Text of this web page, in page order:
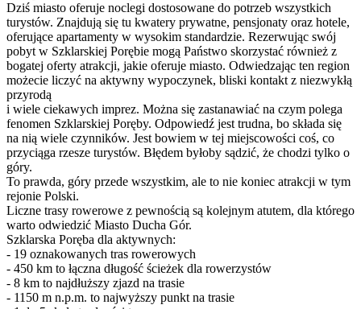
Dziś miasto oferuje noclegi dostosowane do potrzeb wszystkich
turystów. Znajdują się tu kwatery prywatne, pensjonaty oraz hotele,
oferujące apartamenty w wysokim standardzie. Rezerwując swój
pobyt w Szklarskiej Porębie mogą Państwo skorzystać również z
bogatej oferty atrakcji, jakie oferuje miasto. Odwiedzając ten region
możecie liczyć na aktywny wypoczynek, bliski kontakt z niezwykłą
przyrodą
i wiele ciekawych imprez. Można się zastanawiać na czym polega
fenomen Szklarskiej Poręby. Odpowiedź jest trudna, bo składa się
na nią wiele czynników. Jest bowiem w tej miejscowości coś, co
przyciąga rzesze turystów. Błędem byłoby sądzić, że chodzi tylko o
góry.
To prawda, góry przede wszystkim, ale to nie koniec atrakcji w tym
rejonie Polski.
Liczne trasy rowerowe z pewnością są kolejnym atutem, dla którego
warto odwiedzić Miasto Ducha Gór.
Szklarska Poręba dla aktywnych:
- 19 oznakowanych tras rowerowych
- 450 km to łączna długość ścieżek dla rowerzystów
- 8 km to najdłuższy zjazd na trasie
- 1150 m n.p.m. to najwyższy punkt na trasie